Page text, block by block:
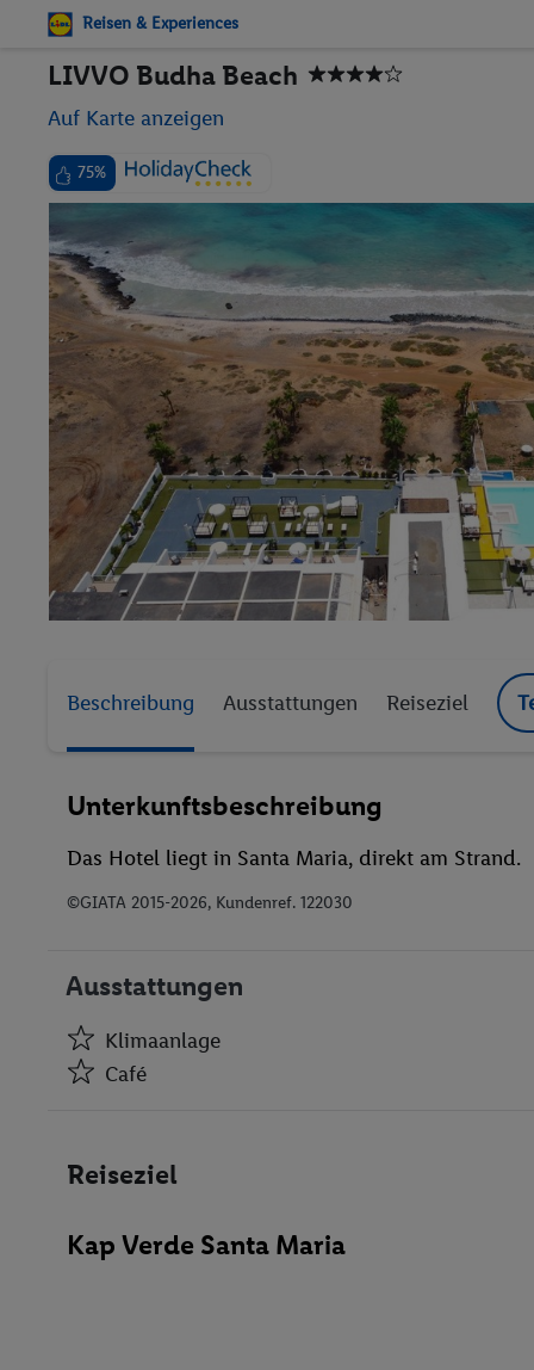
Reisen & Experiences
LIVVO Budha Beach
Auf Karte anzeigen
75%
Beschreibung Ausstattungen Reiseziel
Unterkunftsbeschreibung
Das Hotel liegt in Santa Maria, direkt am Strand.
©GIATA 2015-2026, Kundenref. 122030
Ausstattungen
Klimaanlage
Café
Café
Restaurant(s)
Zimmerservice
Reiseziel
Kap Verde Santa Maria